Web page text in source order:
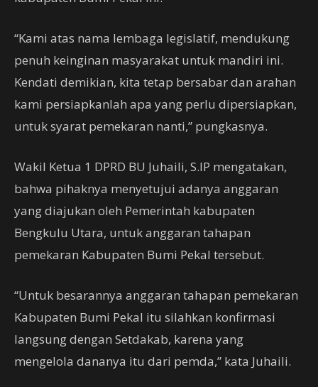
“Kami atas nama lembaga legislatif, mendukung
penuh keinginan masyarakat untuk mandiri ini.
Kendati demikian, kita tetap bersabar dan arahan
kami persiapkanlah apa yang perlu dipersiapkan,
untuk syarat pemekaran nanti,” pungkasnya.
Wakil Ketua 1 DPRD BU Juhaili, S.IP mengatakan,
bahwa pihaknya menyetujui adanya anggaran
yang diajukan oleh Pemerintah kabupaten
Bengkulu Utara, untuk anggaran tahapan
pemekaran Kabupaten Bumi Pekal tersebut.
“Untuk besarannya anggaran tahapan pemekaran
Kabupaten Bumi Pekal itu silahkan konfirmasi
langsung dengan Setdakab, karena yang
mengelola dananya itu dari pemda,” kata Juhaili.